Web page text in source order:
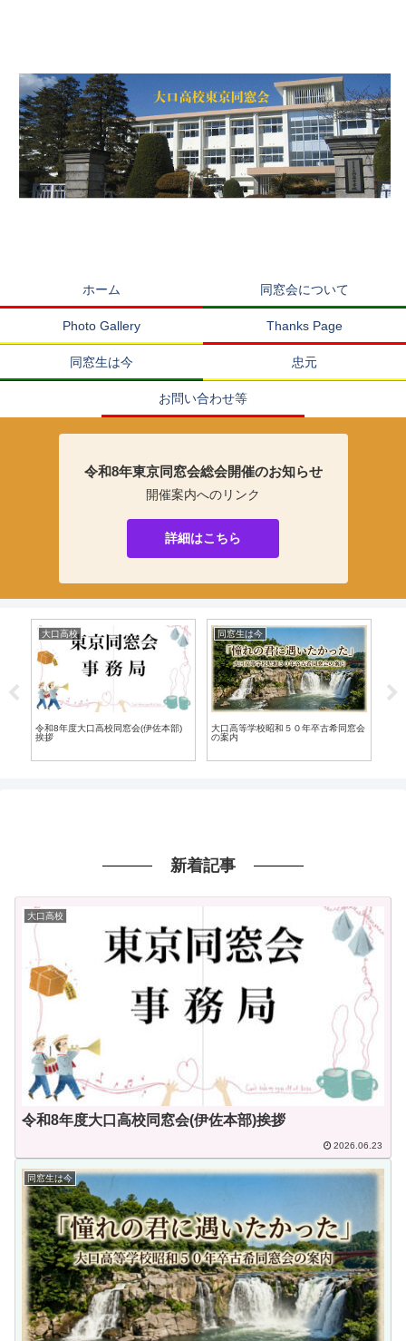
ホーム 同窓会について
Photo Gallery Thanks Page
同窓生は今 忠元
お問い合わせ等
令和8年東京同窓会総会開催のお知らせ
開催案内へのリンク
詳細はこちら
大口高校
令和8年度大口高校同窓会(伊佐本部)
挨拶
同窓生は今
大口高等学校昭和５０年卒古希同窓会
の案内
新着記事
大口高校
令和8年度大口高校同窓会(伊佐本部)挨拶
2026.06.23
同窓生は今